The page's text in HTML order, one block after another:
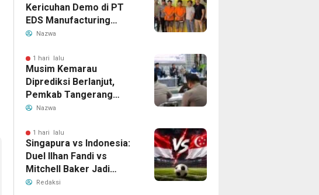
Kericuhan Demo di PT
EDS Manufacturing
Indonesia Ditahan, Polda
Perebutan Pengelolaan
Limbah
Nazwa
1 hari lalu
Musim Kemarau
Diprediksi Berlanjut,
Pemkab Tangerang
Siapkan Langkah
Bersih
Nazwa
1 hari lalu
Singapura vs Indonesia:
Duel Ilhan Fandi vs
Mitchell Baker Jadi
Sorotan di Piala AFF
Redaksi